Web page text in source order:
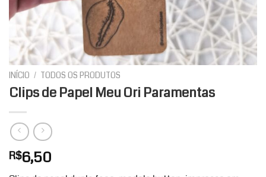
INÍCIO / TODOS OS PRODUTOS
Clips de Papel Meu Ori Paramentas
R$6,50